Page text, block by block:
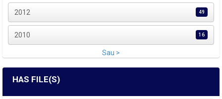
2012 49
2010 16
Sau >
HAS FILE(S)